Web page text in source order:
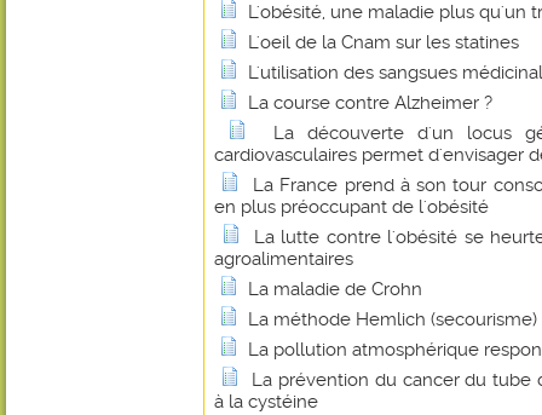
L'obésité, une maladie plus qu'un
L'oeil de la Cnam sur les statines
L'utilisation des sangsues
La course contre Alzheimer ?
La découverte d'un locus
cardiovasculaires permet d'envisager
La France prend à son tour
en plus préoccupant de l'obésité
La lutte contre l'obésité se
agroalimentaires
La maladie de Crohn
La méthode Hemlich (secourisme)
La pollution atmosphérique
La prévention du cancer du tube
à la cystéine